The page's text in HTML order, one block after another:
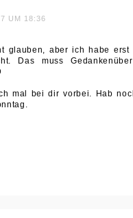
UM 18:36
glauben, aber ich habe erst
Das muss
mal bei dir vorbei. Hab